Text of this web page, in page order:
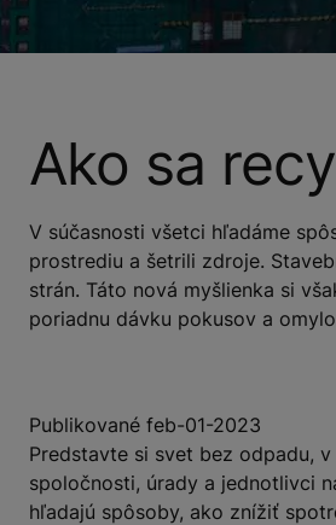
Ako sa
V súčasnosti všetci hľadáme
prostrediu a šetrili zdroje.
strán. Táto nová myšlienka si
poriadnu dávku pokusov a
Publikované feb-01-2023
Predstavte si svet bez odpadu,
spoločnosti, úrady a jednotlivci
hľadajú spôsoby, ako znížiť